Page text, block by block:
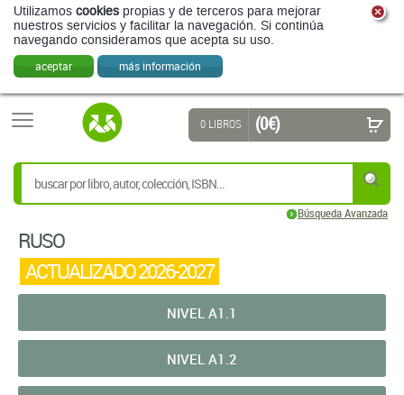
Utilizamos cookies propias y de terceros para mejorar
nuestros servicios y facilitar la navegación. Si continúa
navegando consideramos que acepta su uso.
aceptar más información
Búsqueda Avanzada
0 LIBROS (0 €)
RUSO
ACTUALIZADO 2026-2027
NIVEL A1.1
NIVEL A1.2